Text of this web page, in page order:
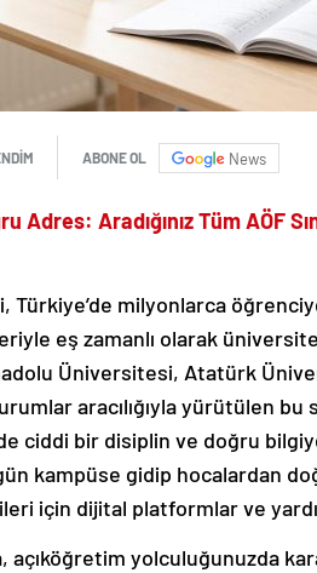
ABONE OL News
Adres: Aradığınız Tüm AÖF
Türkiye’de milyonlarca
eş zamanlı olarak
Üniversitesi, Atatürk
aracılığıyla yürütülen
ciddi bir disiplin ve doğru
kampüse gidip hocalardan
için dijital platformlar ve
yolculuğunuzda